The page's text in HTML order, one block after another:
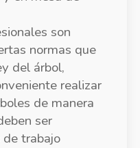
son
normas que
del árbol,
realizar
de manera
ser
trabajo